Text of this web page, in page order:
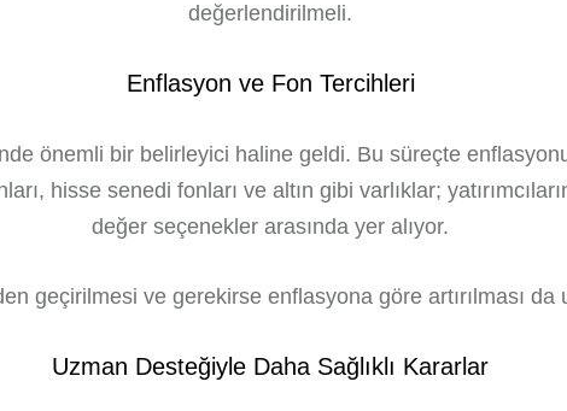
değerlendirilmeli.
Enflasyon ve Fon Tercihleri
önemli bir belirleyici haline geldi. Bu süreçte
hisse senedi fonları ve altın gibi varlıklar;
değer seçenekler arasında yer alıyor.
geçirilmesi ve gerekirse enflasyona göre artırılması
Uzman Desteğiyle Daha Sağlıklı Kararlar